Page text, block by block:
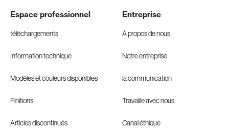
Espace professionnel
téléchargements
Information technique
Modèles et couleurs disponibles
Finitions
Articles discontinués
Entreprise
À propos de nous
Notre entreprise
la communication
Travaille avec nous
Canal éthique